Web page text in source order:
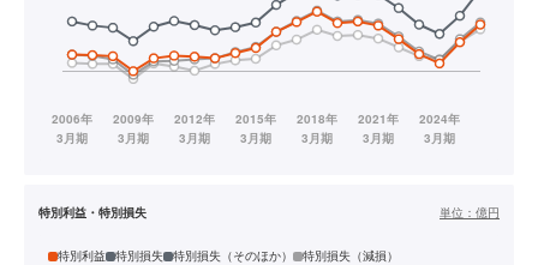
特別利益・特別損失 単位： 億円
特別利益 特別損失 特別損失（そのほか） 特別損失（減損）